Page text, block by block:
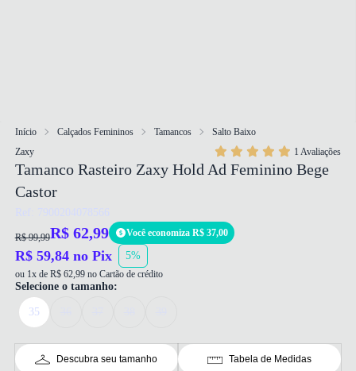
Início Calçados Femininos Tamancos
Salto Baixo
Zaxy
1 Avaliações
Tamanco Rasteiro Zaxy Hold Ad Feminino Bege
Castor
Ref: 7900204078566
R$ 99,99R$ 62,99 Você economiza R$ 37,00
R$ 59,84 no Pix 5%
ou 1x de R$ 62,99 no Cartão de crédito
Selecione o tamanho:
35
Descubra seu tamanho Tabela de Medidas